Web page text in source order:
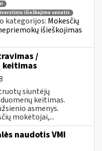
išieškojimo senatis
kategorijos: Mokesčių
išieškojimas
/
keitimas
siuntėjų
keitimas.
asmenys.
mokėtojai,...
naudotis VMI